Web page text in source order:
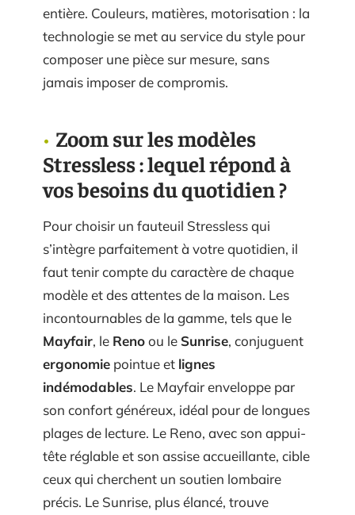
entière. Couleurs, matières, motorisation : la
technologie se met au service du style pour
composer une pièce sur mesure, sans
jamais imposer de compromis.
Zoom sur les modèles
Stressless : lequel répond à
vos besoins du quotidien ?
Pour choisir un fauteuil Stressless qui
s’intègre parfaitement à votre quotidien, il
faut tenir compte du caractère de chaque
modèle et des attentes de la maison. Les
incontournables de la gamme, tels que le
Mayfair, le Renoou le Sunrise, conjuguent
ergonomie pointue et lignes
indémodables. Le Mayfair enveloppe par
son confort généreux, idéal pour de longues
plages de lecture. Le Reno, avec son appui-
tête réglable et son assise accueillante, cible
ceux qui cherchent un soutien lombaire
précis. Le Sunrise, plus élancé, trouve